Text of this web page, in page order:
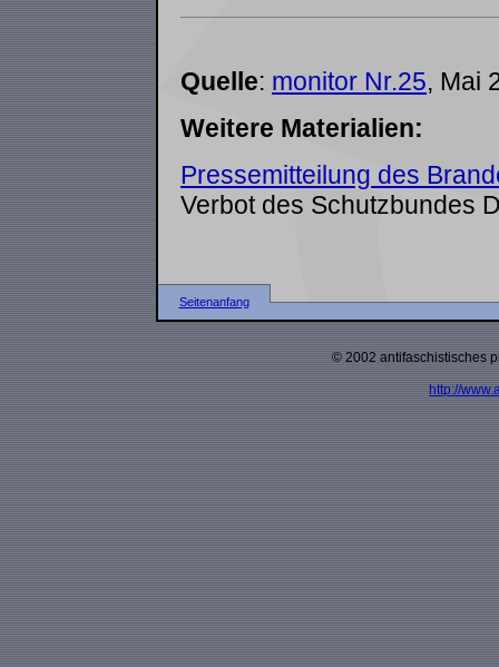
Quelle: monitor Nr.25, Mai
Weitere Materialien:
Pressemitteilung des
Verbot des Schutzbundes
Seitenanfang
© 2002 antifaschistisches
http://